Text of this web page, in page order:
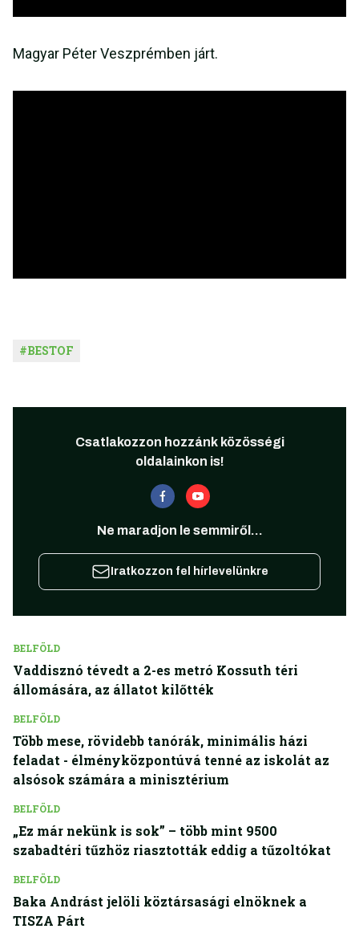
Magyar Péter Veszprémben járt.
#BESTOF
Csatlakozzon hozzánk közösségi
oldalainkon is!
Ne maradjon le semmiről...
Iratkozzon fel hírlevelünkre
BELFÖLD
Vaddisznó tévedt a 2-es metró Kossuth téri
állomására, az állatot kilőtték
BELFÖLD
Több mese, rövidebb tanórák, minimális házi
feladat - élményközpontúvá tenné az iskolát az
alsósok számára a minisztérium
BELFÖLD
„Ez már nekünk is sok” – több mint 9500
szabadtéri tűzhöz riasztották eddig a tűzoltókat
BELFÖLD
Baka Andrást jelöli köztársasági elnöknek a
TISZA Párt